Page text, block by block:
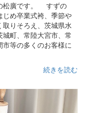
松廣です。 すずの
め卒業式袴、季節や
りそろえ、茨城県水
町、常陸大宮市、常
等の多くのお客様に
続きを読む